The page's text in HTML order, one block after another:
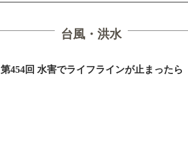
台風・洪水
第454回 水害でライフラインが止まったら